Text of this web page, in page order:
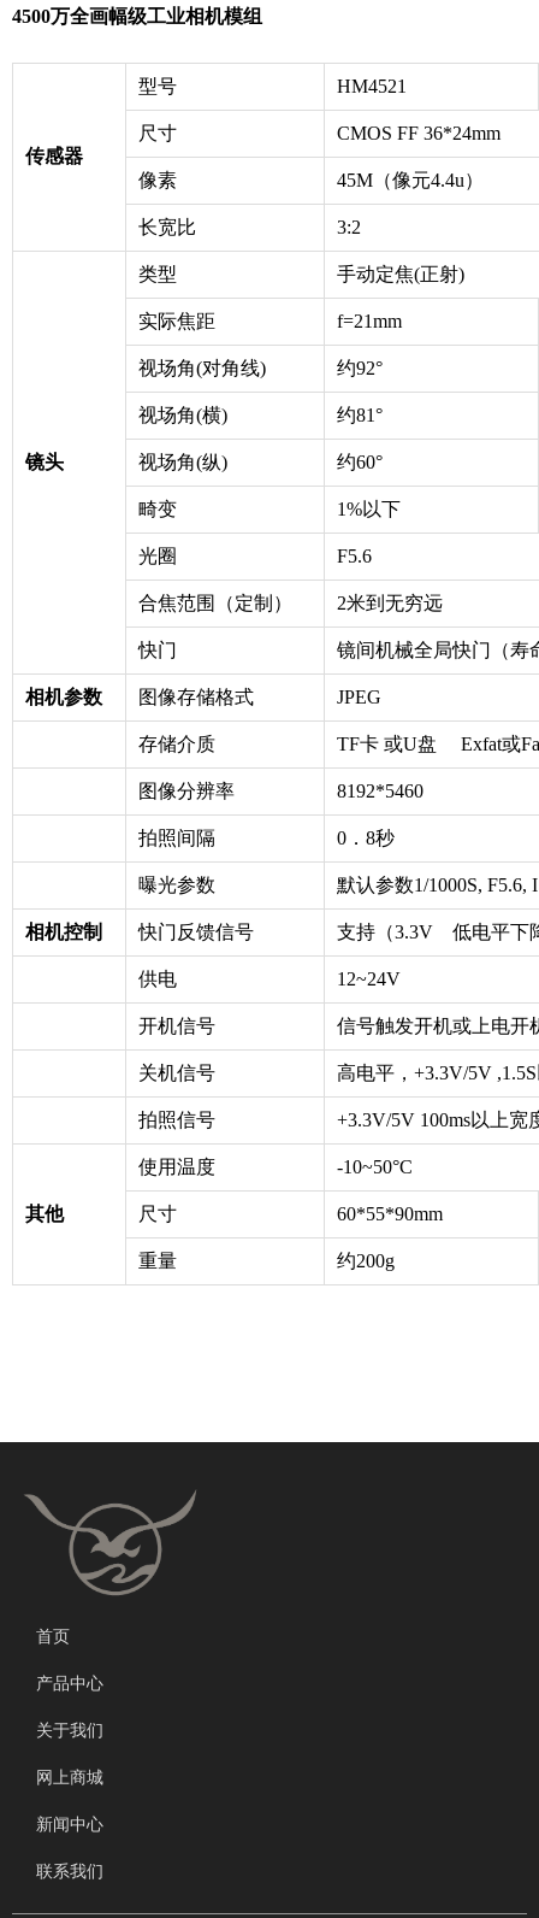
4500万全画幅级工业相机模组
传感器
型号 HM4521
尺寸 CMOS FF 36*24mm
像素 45M（像元4.4u）
长宽比 3:2
镜头
类型 手动定焦(正射)
实际焦距 f=21mm
视场角(对角线) 约92°
视场角(横) 约81°
视场角(纵) 约60°
畸变 1%以下
光圈 F5.6
合焦范围（定制） 2米到无穷远
快门 镜间机械全局快门（寿
相机参数 图像存储格式 JPEG
存储介质 TF卡 或U盘 Exfat或
图像分辨率 8192*5460
拍照间隔 0．8秒
曝光参数 默认参数1/1000S,
相机控制 快门反馈信号 支持（3.3V 低电平下
供电 12~24V
开机信号 信号触发开机或上电开
关机信号 高电平，+3.3V/5V
拍照信号 +3.3V/5V 100ms以上宽
其他
使用温度 -10~50°C
尺寸 60*55*90mm
重量 约200g
首页
产品中心
关于我们
网上商城
新闻中心
联系我们